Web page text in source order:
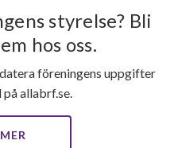
styrelse? Bli
hos oss.
föreningens uppgifter
allabrf.se.